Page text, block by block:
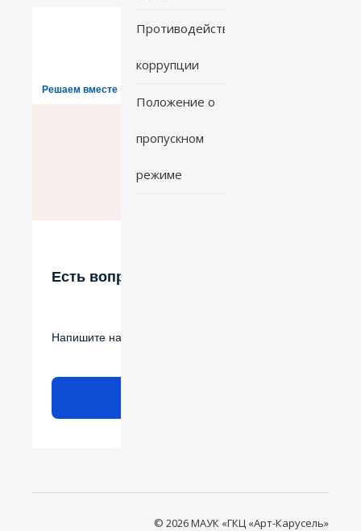
Решаем вместе
Есть вопрос?
Напишите нам
Противодействие
коррупции
Положение о
пропускном
режиме
© 2026 МАУК «ГКЦ «Арт-Карусель»